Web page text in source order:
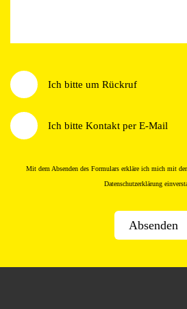
Ich bitte um Rückruf
Ich bitte Kontakt per E-Mail
Mit dem Absenden des Formulars erkläre ich mich mit
Datenschutzerklärung